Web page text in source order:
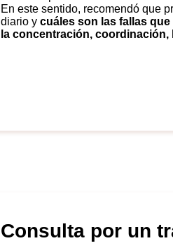
En este sentido, recomendó que
diario y cuáles son las fallas
la concentración,
Consulta por un